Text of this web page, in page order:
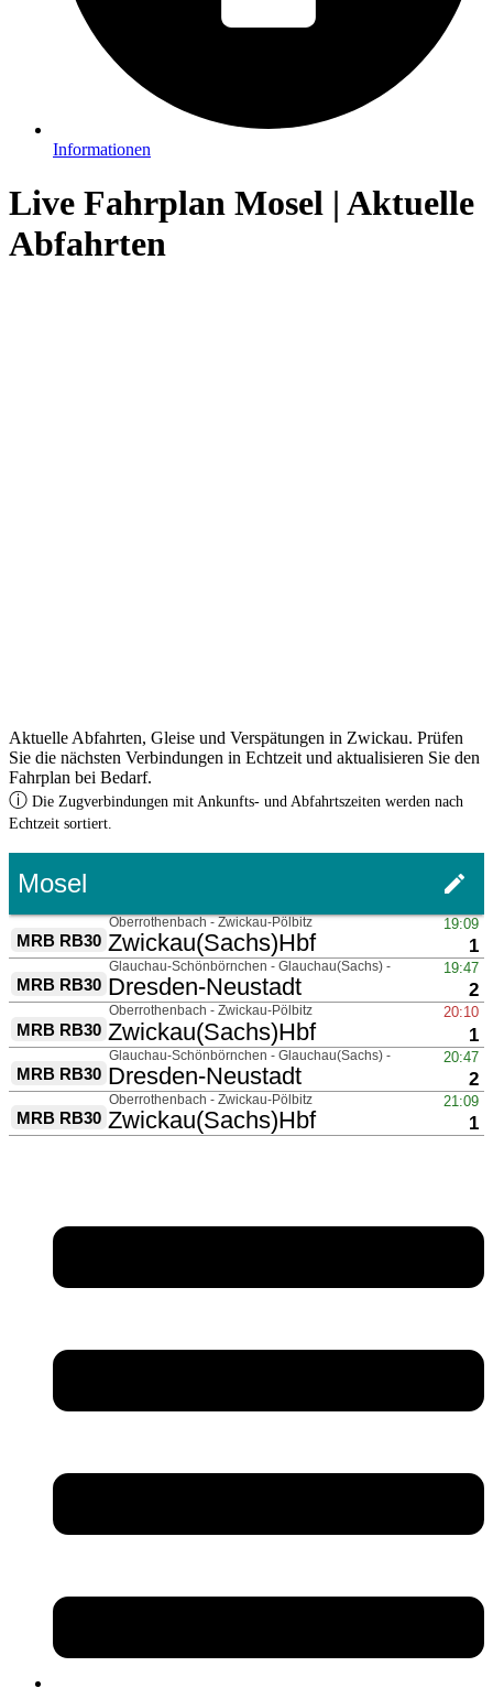
Informationen
Live Fahrplan Mosel | Aktuelle
Abfahrten
Aktuelle Abfahrten, Gleise und Verspätungen in Zwickau. Prüfen
Sie die nächsten Verbindungen in Echtzeit und aktualisieren Sie den
Fahrplan bei Bedarf.
ⓘ Die Zugverbindungen mit Ankunfts- und Abfahrtszeiten werden nach
Echtzeit sortiert.